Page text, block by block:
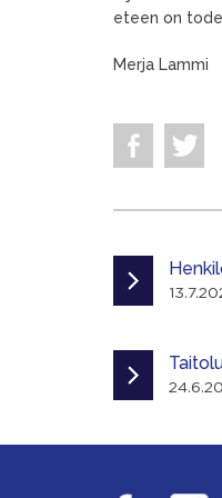
eteen on
Merja Lammi